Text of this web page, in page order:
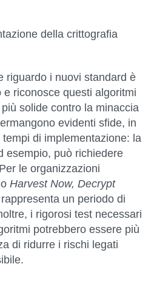
della crittografia
riguardo i nuovi standard è
riconosce questi algoritmi
solide contro la minaccia
evidenti sfide, in
tempi di implementazione: la
esempio, può richiedere
le organizzazioni
Harvest Now, Decrypt
un periodo di
i rigorosi test necessari
potrebbero essere più
di ridurre i rischi legati